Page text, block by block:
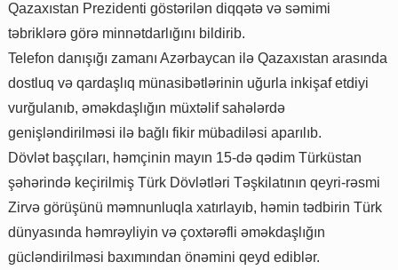
Qazaxıstan Prezidenti göstərilən diqqətə və səmimi
təbriklərə görə minnətdarlığını bildirib.
Telefon danışığı zamanı Azərbaycan ilə Qazaxıstan arasında
dostluq və qardaşlıq münasibətlərinin uğurla inkişaf etdiyi
vurğulanıb, əməkdaşlığın müxtəlif sahələrdə
genişləndirilməsi ilə bağlı fikir mübadiləsi aparılıb.
Dövlət başçıları, həmçinin mayın 15-də qədim Türküstan
şəhərində keçirilmiş Türk Dövlətləri Təşkilatının qeyri-rəsmi
Zirvə görüşünü məmnunluqla xatırlayıb, həmin tədbirin Türk
dünyasında həmrəyliyin və çoxtərəfli əməkdaşlığın
gücləndirilməsi baxımından önəmini qeyd ediblər.